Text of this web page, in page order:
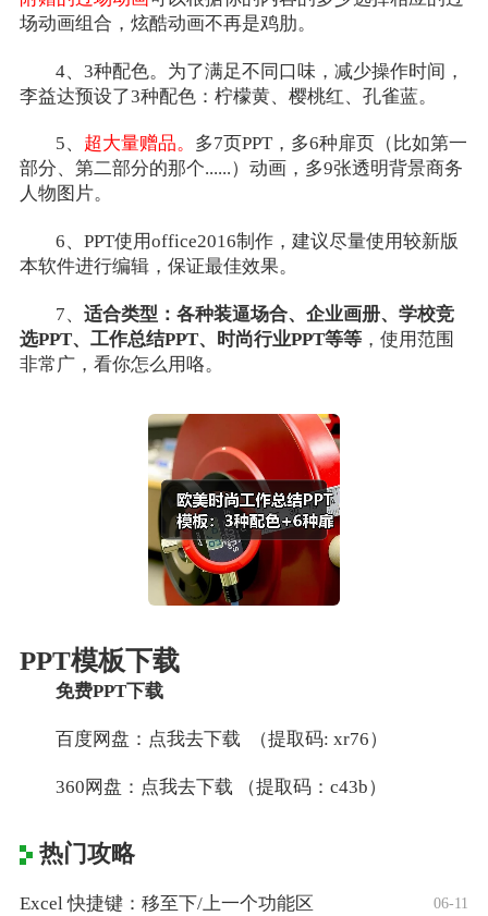
场动画组合，炫酷动画不再是鸡肋。
4、3种配色。为了满足不同口味，减少操作时间，
李益达预设了3种配色：柠檬黄、樱桃红、孔雀蓝。
5、 超大量赠品。 多7页PPT，多6种扉页（比如第一
部分、第二部分的那个......）动画，多9张透明背景商务
人物图片。
6、PPT使用office2016制作，建议尽量使用较新版
本软件进行编辑，保证最佳效果。
7、适合类型：各种装逼场合、企业画册、学校竞
选PPT、工作总结PPT、时尚行业PPT等等，使用范围
非常广，看你怎么用咯。
PPT模板下载
免费PPT下载
百度网盘：点我去下载 （提取码: xr76）
360网盘：点我去下载 （提取码：c43b）
热门攻略
Excel 快捷键：移至下/上一个功能区 06-11